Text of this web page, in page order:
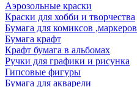
Аэрозольные краски
Краски для хобби и творчества
Бумага для комиксов ,маркеров
Бумага крафт
Крафт бумага в альбомах
Ручки для графики и рисунка
Гипсовые фигуры
Бумага для акварели